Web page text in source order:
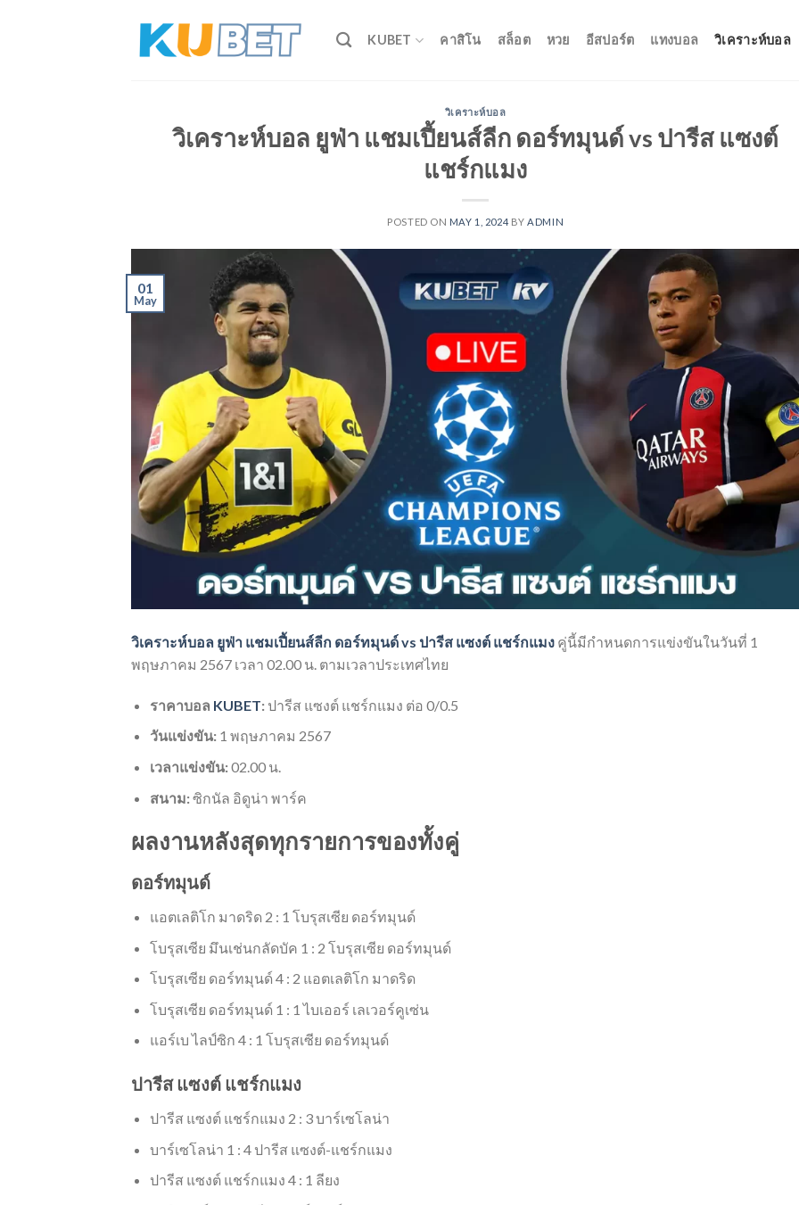
KUBET คาสิโน สล็อต หวย อีสปอร์ต แทงบอล วิเคราะห์บอล
วิเคราะห์บอล
วิเคราะห์บอล ยูฟ่า แชมเปี้ยนส์ลีก ดอร์ทมุนด์ vs ปารีส แซงต์
แชร์กแมง
POSTED ON MAY 1, 2024 BY ADMIN
01
May
วิเคราะห์บอล ยูฟ่า แชมเปี้ยนส์ลีก ดอร์ทมุนด์ vs ปารีส แซงต์ แชร์กแมง คู่นี้มีกำหนดการแข่งขันในวันที่ 1
พฤษภาคม 2567 เวลา 02.00 น. ตามเวลาประเทศไทย
ราคาบอล KUBET: ปารีส แซงต์ แชร์กแมง ต่อ 0/0.5
วันแข่งขัน:1 พฤษภาคม 2567
เวลาแข่งขัน:02.00 น.
สนาม:ซิกนัล อิดูน่า พาร์ค
ผลงานหลังสุดทุกรายการของทั้งคู่
ดอร์ทมุนด์
แอตเลติโก มาดริด 2 : 1 โบรุสเซีย ดอร์ทมุนด์
โบรุสเซีย มึนเช่นกลัดบัค 1 : 2 โบรุสเซีย ดอร์ทมุนด์
โบรุสเซีย ดอร์ทมุนด์ 4 : 2 แอตเลติโก มาดริด
โบรุสเซีย ดอร์ทมุนด์ 1 : 1 ไบเออร์ เลเวอร์คูเซ่น
แอร์เบ ไลป์ซิก 4 : 1 โบรุสเซีย ดอร์ทมุนด์
ปารีส แซงต์ แชร์กแมง
ปารีส แซงต์ แชร์กแมง 2 : 3 บาร์เซโลน่า
บาร์เซโลน่า 1 : 4 ปารีส แซงต์-แชร์กแมง
ปารีส แซงต์ แชร์กแมง 4 : 1 ลียง